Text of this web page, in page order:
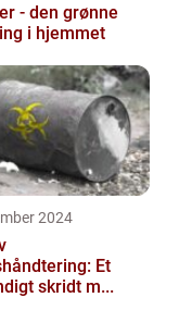
- den grønne
i hjemmet
2024
Et
skridt m...